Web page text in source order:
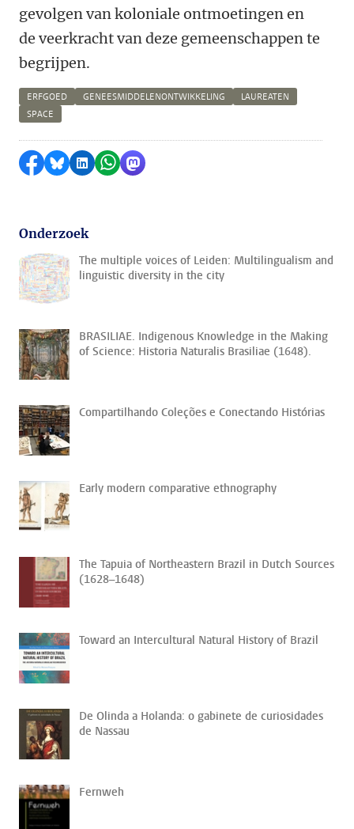
gevolgen van koloniale ontmoetingen en
de veerkracht van deze gemeenschappen te
begrijpen.
ERFGOED GENEESMIDDELENONTWIKKELING
LAUREATEN
SPACE
Delen op Facebook
Delen via Bluesky
Delen op LinkedIn
Delen via WhatsApp
Delen via Mastodon
Onderzoek
The multiple voices of Leiden: Multilingualism and
linguistic diversity in the city
BRASILIAE. Indigenous Knowledge in the Making
of Science: Historia Naturalis Brasiliae (1648).
Compartilhando Coleções e Conectando Histórias
Early modern comparative ethnography
The Tapuia of Northeastern Brazil in Dutch Sources
(1628–1648)
Toward an Intercultural Natural History of Brazil
De Olinda a Holanda: o gabinete de curiosidades
de Nassau
Fernweh